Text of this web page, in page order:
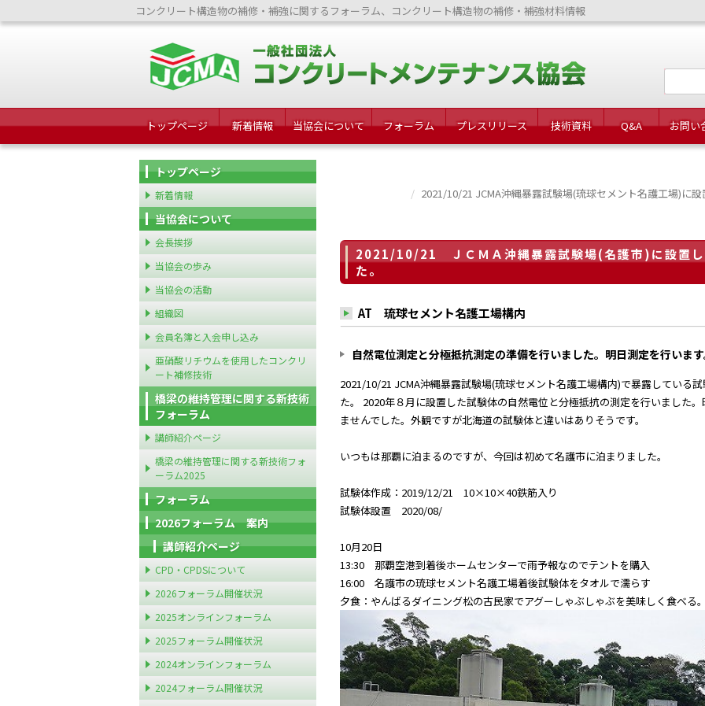
コンクリート構造物の補修・補強に関するフォーラム、コンクリート構造物の補修・補強材料情報
トップページ 新着情報 当協会について フォーラム プレスリリース 技術資料 Q&A お問い
2021/10/21 JCMA沖縄暴露試験場(琉球セメント名護工場)に
2021/10/21 ＪＣＭＡ沖縄暴露試験場(名護市)に設置し
た。
AT 琉球セメント名護工場構内
自然電位測定と分極抵抗測定の準備を行いました。明日測定を行いま
2021/10/21 JCMA沖縄暴露試験場(琉球セメント名護工場構内)で暴露している
た。 2020年８月に設置した試験体の自然電位と分極抵抗の測定を行いました
ませんでした。外観ですが北海道の試験体と違いはありそうです。
いつもは那覇に泊まるのですが、今回は初めて名護市に泊まりました。
試験体作成：2019/12/21 10×10×40鉄筋入り
試験体設置 2020/08/
10月20日
13:30 那覇空港到着後ホームセンターで雨予報なのでテントを購入
16:00 名護市の琉球セメント名護工場着後試験体をタオルで濡らす
夕食：やんばるダイニング松の古民家でアグーしゃぶしゃぶを美味しく食べる
トップページ
新着情報
当協会について
会長挨拶
当協会の歩み
当協会の活動
組織図
会員名簿と入会申し込み
亜硝酸リチウムを使用したコンクリ
ート補修技術
橋梁の維持管理に関する新技術
フォーラム
講師紹介ページ
橋梁の維持管理に関する新技術フォ
ーラム2025
フォーラム
2026フォーラム 案内
講師紹介ページ
CPD・CPDSについて
2026フォーラム開催状況
2025オンラインフォーラム
2025フォーラム開催状況
2024オンラインフォーラム
2024フォーラム開催状況